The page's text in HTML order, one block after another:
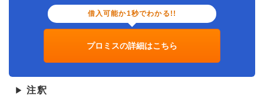
借入可能か1秒でわかる!!
プロミスの詳細はこちら
▶ 注釈